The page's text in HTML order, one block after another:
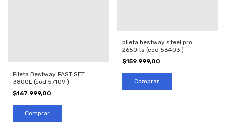
Pileta Bestway FAST SET
3800L (cod 57109 )
$167.999,00
pileta bestway steel pro
2650lts (cod 56403 )
$159.999,00